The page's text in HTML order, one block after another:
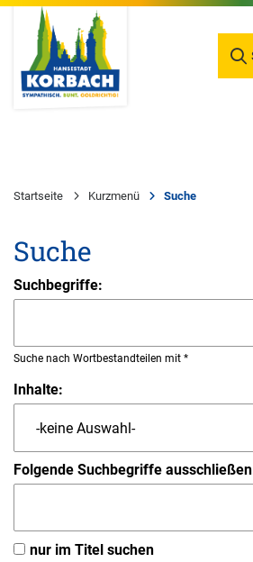
Startseite Kurzmenü Suche
Suche
Suchbegriffe:
Suche nach Wortbestandteilen mit *
Inhalte:
Folgende Suchbegriffe
nur im Titel suchen